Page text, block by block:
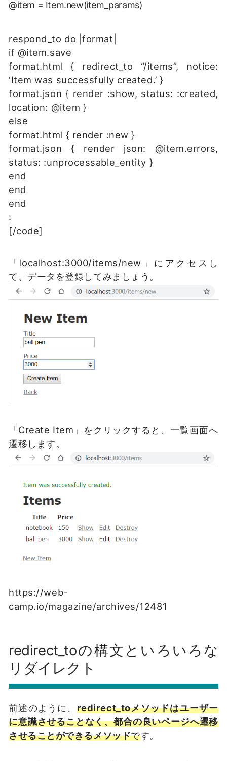
@item = Item.new(item_params)
respond_to do |format|
if @item.save
format.html { redirect_to “/items”, notice:
‘Item was successfully created.’ }
format.json { render :show, status: :created,
location: @item }
else
format.html { render :new }
format.json { render json: @item.errors,
status: :unprocessable_entity }
end
end
end
:
[/code]
「localhost:3000/items/new」にアクセスし
て、データを登録してみましょう。
「Create Item」をクリックすると、一覧画面へ
遷移します。
https://web-
camp.io/magazine/archives/12481
redirect_toの構文といろいろな
リダイレクト
前述のように、 redirect_toメソッドはユーザー
に意識させることなく、都合の良いページへ遷移
させることができるメソッドです。